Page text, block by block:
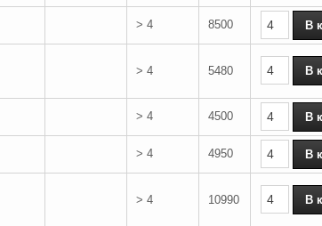
> 4 8500
> 4 5480
> 4 4500
> 4 4950
> 4 10990